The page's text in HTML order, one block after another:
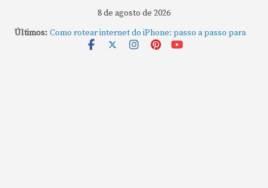
8 de agosto de 2026
Últimos: Como rotear internet do iPhone: passo a passo para
compartilhar a conexão